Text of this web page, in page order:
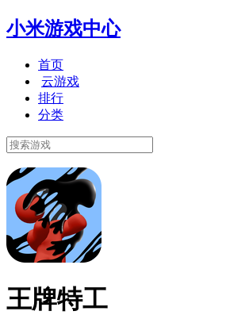
小米游戏中心
首页
云游戏
排行
分类
王牌特工